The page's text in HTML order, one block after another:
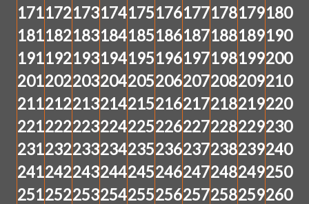
171172173174175176177178179180
181182183184185186187188189190
191192193194195196197198199200
201202203204205206207208209210
211212213214215216217218219220
221222223224225226227228229230
231232233234235236237238239240
241242243244245246247248249250
251252253254255256257258259260